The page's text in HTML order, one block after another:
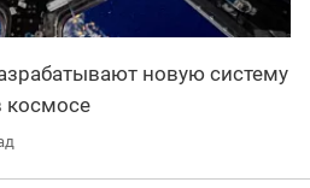
новую систему
космосе